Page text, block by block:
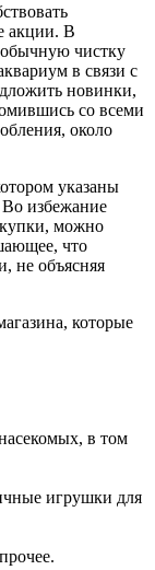
акции. В
чистку
в связи с
новинки,
со всеми
около
указаны
избежание
можно
что
не объясняя
которые
в том
игрушки для